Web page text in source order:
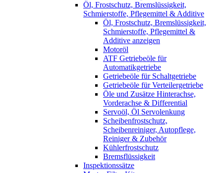
Öl, Frostschutz, Bremslüssigkeit,
Schmierstoffe, Pflegemittel & Additive
Öl, Frostschutz, Bremslüssigkeit,
Schmierstoffe, Pflegemittel &
Additive anzeigen
Motoröl
ATF Getriebeöle für
Automatikgetriebe
Getriebeöle für Schaltgetriebe
Getriebeöle für Verteilergetriebe
Öle und Zusätze Hinterachse,
Vorderachse & Differential
Servoöl, Öl Servolenkung
Scheibenfrostschutz,
Scheibenreiniger, Autopflege,
Reiniger & Zubehör
Kühlerfrostschutz
Bremsflüssigkeit
Inspektionssätze